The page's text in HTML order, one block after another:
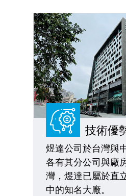
技術優
煜達公司於台灣與
各有其分公司與廠
灣，煜達已屬於直
中的知名大廠。